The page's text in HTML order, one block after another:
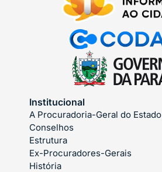
Institucional
A Procuradoria-Geral do Estado
Conselhos
Estrutura
Ex-Procuradores-Gerais
História